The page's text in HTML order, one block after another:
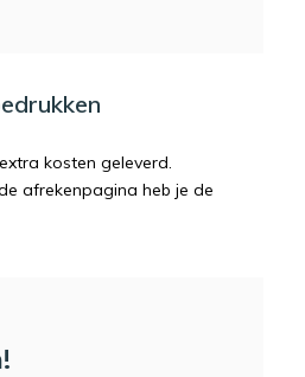
kosten geleverd.
afrekenpagina heb je de